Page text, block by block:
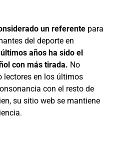
un referente para
del deporte en
años ha sido el
con más tirada. No
lectores en los últimos
con el resto de
su sitio web se mantiene